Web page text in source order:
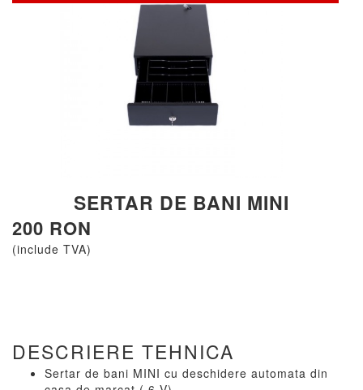
SERTAR DE BANI MINI
200 RON
(include TVA)
DESCRIERE TEHNICA
Sertar de bani MINI cu deschidere automata din